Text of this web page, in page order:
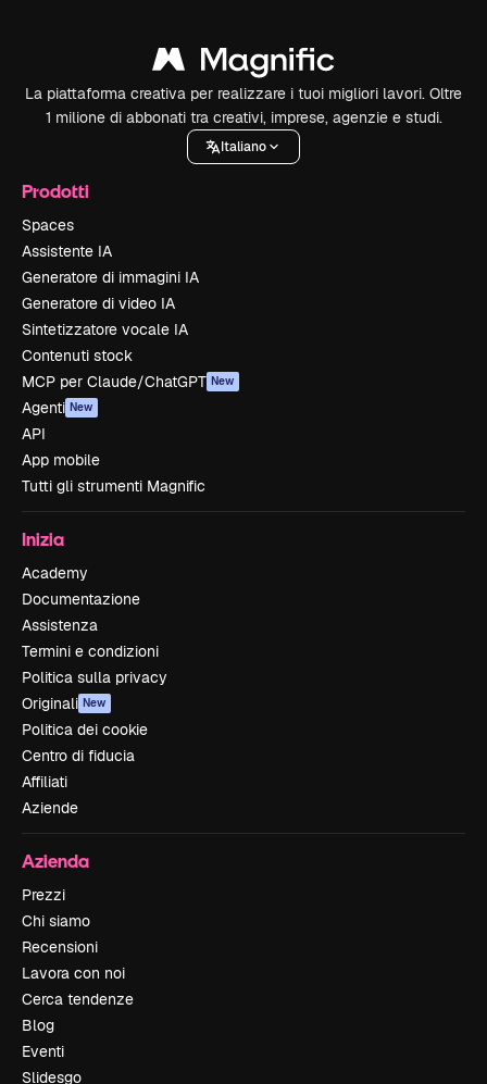
La piattaforma creativa per realizzare i tuoi migliori lavori. Oltre
1 milione di abbonati tra creativi, imprese, agenzie e studi.
Italiano
Prodotti
Spaces
Assistente IA
Generatore di immagini IA
Generatore di video IA
Sintetizzatore vocale IA
Contenuti stock
MCP per Claude/ChatGPT New
Agenti New
API
App mobile
Tutti gli strumenti Magnific
Inizia
Academy
Documentazione
Assistenza
Termini e condizioni
Politica sulla privacy
Originali New
Politica dei cookie
Centro di fiducia
Affiliati
Aziende
Azienda
Prezzi
Chi siamo
Recensioni
Lavora con noi
Cerca tendenze
Blog
Eventi
Slidesgo